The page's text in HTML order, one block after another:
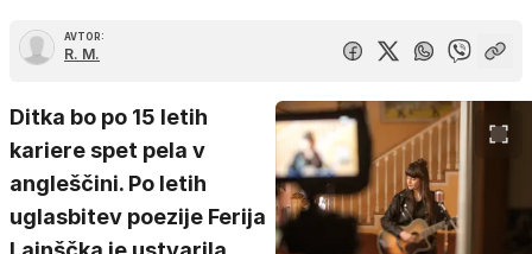
AVTOR:
R. M.
Ditka bo po 15 letih
kariere spet pela v
angleščini. Po letih
uglasbitev poezije Ferija